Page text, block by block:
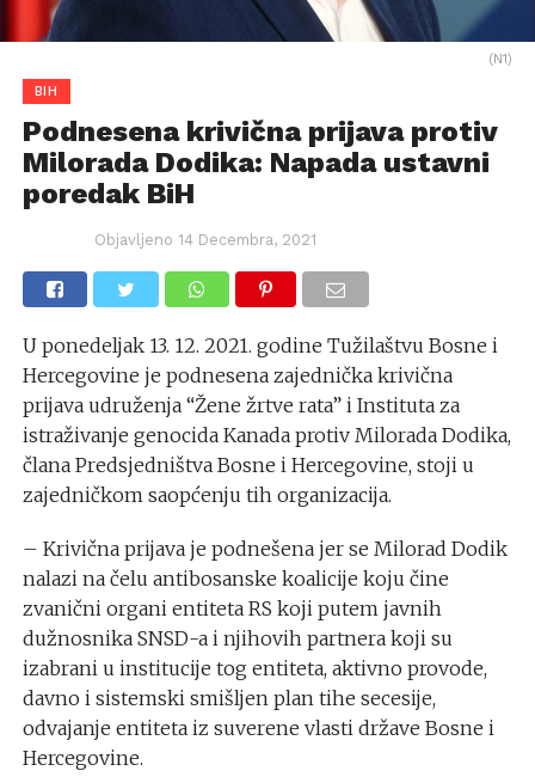
(N1)
BIH
Podnesena krivična prijava protiv
Milorada Dodika: Napada ustavni
poredak BiH
Objavljeno 14 Decembra, 2021
U ponedeljak 13. 12. 2021. godine Tužilaštvu Bosne i
Hercegovine je podnesena zajednička krivična
prijava udruženja “Žene žrtve rata” i Instituta za
istraživanje genocida Kanada protiv Milorada Dodika,
člana Predsjedništva Bosne i Hercegovine, stoji u
zajedničkom saopćenju tih organizacija.
– Krivična prijava je podnešena jer se Milorad Dodik
nalazi na čelu antibosanske koalicije koju čine
zvanični organi entiteta RS koji putem javnih
dužnosnika SNSD-a i njihovih partnera koji su
izabrani u institucije tog entiteta, aktivno provode,
davno i sistemski smišljen plan tihe secesije,
odvajanje entiteta iz suverene vlasti države Bosne i
Hercegovine.